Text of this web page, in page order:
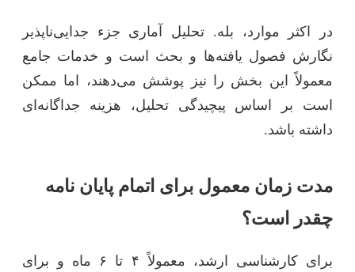
در اکثر موارد، بله. تحلیل آماری جزء جدایی‌ناپذیر
نگارش فصول یافته‌ها و بحث است و خدمات جامع
معمولاً این بخش را نیز پوشش می‌دهند، اما ممکن
است بر اساس پیچیدگی تحلیل، هزینه جداگانه‌ای
داشته باشد.
مدت زمان معمول برای اتمام پایان نامه
چقدر است؟
برای کارشناسی ارشد، معمولاً ۴ تا ۶ ماه و برای